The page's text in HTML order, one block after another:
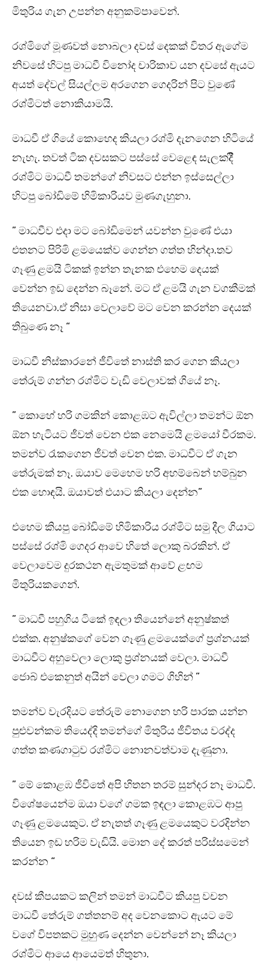
මිතුරිය ගැන උපන්න අනුකම්පාවෙන්.
රශ්මිගේ මූණවත් නොබලා දවස් දෙකක් විතර ඇගේම
නිවසේ හිටපු මාධවී විනෝද චාරිකාව යන දවසේ ඇයට
අයත් දේවල් සියල්ලම අරගෙන ගෙදරින් පිට වුණේ
රශ්මිටත් නොකියාමයි.
මාධවී ඒ ගියේ කොහෙද කියලා රශ්මි දැනගෙන හිටියේ
නැහැ. තවත් ටික දවසකට පස්සේ වෙළෙඳ සැලකදීී
රශ්මිට මාධවී තමන්ගේ නිවසට එන්න ඉස්සෙල්ලා
හිටපු බෝඩිමේ හිමිකාරියව මුණගැහුනා.
” මාධවීව එදා මට බෝඩිමෙන් යවන්න වුණේ එයා
එතනට පිරිමි ළමයෙක්ව ගෙන්න ගත්ත හින්දා.තව
ගෑණු ළමයි ටිකක් ඉන්න තැනක එහෙම දෙයක්
වෙන්න ඉඩ දෙන්න බෑනේ. මට ඒ ළමයි ගැන වගකීමක්
තියෙනවා.ඒ නිසා වෙලාවේ මට වෙන කරන්න දෙයක්
තිබුණෙ නෑ “
මාධවී නිස්කාරනේ ජීවිතේ නාස්ති කර ගෙන කියලා
තේරුම් ගන්න රශ්මිට වැඩි වෙලාවක් ගියේ නෑ.
” කොහේ හරි ගමකින් කොළඹට ඇවිල්ලා තමන්ට ඕන
ඕන හැටියට ජීවත් වෙන එක නෙමෙයි ළමයෝ වීරකම.
තමන්ව රැකගෙන ජීවත් වෙන එක. මාධවීට ඒ ගැන
තේරුමක් නෑ. ඔයාව මෙහෙම හරි අහම්බෙන් හම්බුන
එක හොඳයි. ඔයාවත් එයාට කියලා දෙන්න”
එහෙම කියපු බෝඩිමේ හිමිකාරිය රශ්මිට සමු දීල ගියාට
පස්සේ රශ්මි ගෙදර ආවෙ හිතේ ලොකු බරකින්. ඒ
වෙලාවෙම දුරකථන ඇමතුමක් ආවේ ළඟම
මිතුරියකගෙන්.
” මාධවී පහුගිය ටිකේ ඉඳලා තියෙන්නේ අනුෂ්කත්
එක්ක. අනුෂ්කගේ වෙන ගෑණු ළමයෙක්ගේ ප්‍රශ්නයක්
මාධවීට අහුවෙලා ලොකු ප්‍රශ්නයක් වෙලා. මාධවී
ජොබ් එකෙනුත් අයින් වෙලා ගමට ගිහින් ”
තමන්ව වැරදියට තේරුම් නොගෙන හරි පාරක යන්න
පුළුවන්කම තියෙද්දි තමන්ගේ මිතුරිය ජීවිතය වරද්ද
ගත්ත කණගාටුව රශ්මිට නොනවත්වාම දැණුනා.
” මේ කොළඹ ජීවිතේ අපි හිතන තරම් සුන්දර නෑ මාධවී.
විශේෂයෙන්ම ඔයා වගේ ගමක ඉඳලා කොළඹට ආපු
ගෑණු ළමයෙකුට. ඒ නැතත් ගෑණු ළමයෙකුට වරදින්න
තියෙන ඉඩ හරිම වැඩියි. මොන දේ කරත් පරිස්සමෙන්
කරන්න “
දවස් කීපයකට කලින් තමන් මාධවීට කියපු වචන
මාධවී තේරුම් ගත්තනම් අද වෙනකොට ඇයට මේ
වගේ විපතකට මුහුණ දෙන්න වෙන්නේ නෑ කියලා
රශ්මිට ආයෙ ආයෙමත් හිතුනා.